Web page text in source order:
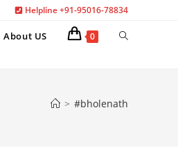
Helpline +91-95016-78834
About US 0 Toggle
> #bholenath